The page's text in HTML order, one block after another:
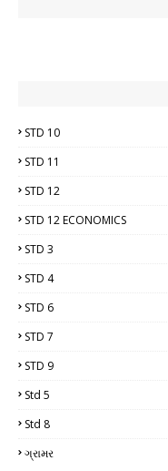
STD 10
STD 11
STD 12
STD 12 ECONOMICS
STD 3
STD 4
STD 6
STD 7
STD 9
Std 5
Std 8
ગ્રામર